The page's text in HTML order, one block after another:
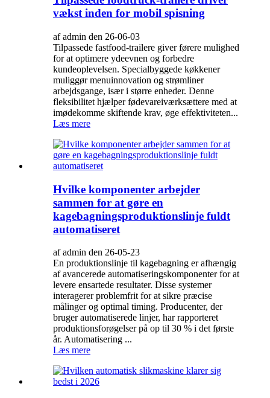
vækst inden for mobil spisning
af admin den 26-06-03
Tilpassede fastfood-trailere giver førere mulighed
for at optimere ydeevnen og forbedre
kundeoplevelsen. Specialbyggede køkkener
muliggør menuinnovation og strømliner
arbejdsgange, især i større enheder. Denne
fleksibilitet hjælper fødevareiværksættere med at
imødekomme skiftende krav, øge effektiviteten...
Læs mere
Hvilke komponenter arbejder
sammen for at gøre en
kagebagningsproduktionslinje fuldt
automatiseret
af admin den 26-05-23
En produktionslinje til kagebagning er afhængig
af avancerede automatiseringskomponenter for at
levere ensartede resultater. Disse systemer
interagerer problemfrit for at sikre præcise
målinger og optimal timing. Producenter, der
bruger automatiserede linjer, har rapporteret
produktionsforøgelser på op til 30 % i det første
år. Automatisering ...
Læs mere